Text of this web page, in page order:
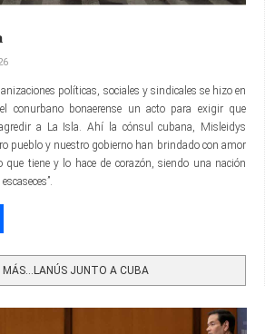
políticas, sociales y sindicales se hizo en
conurbano bonaerense un acto para exigir que
a La Isla. Ahí la cónsul cubana, Misleidys
pueblo y nuestro gobierno han brindado con amor
tiene y lo hace de corazón, siendo una nación
MÁS…LANÚS JUNTO A CUBA